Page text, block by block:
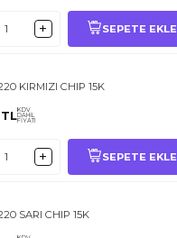
SEPETE EKLE
KIRMIZI CHIP 15K
TLKDV
DAHİL
FİYATI
SEPETE EKLE
SARI CHIP 15K